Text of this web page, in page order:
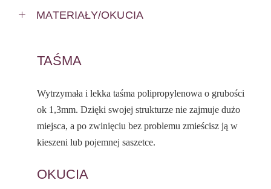
MATERIAŁY/OKUCIA
TAŚMA
Wytrzymała i lekka taśma polipropylenowa o grubości
ok 1,3mm. Dzięki swojej strukturze nie zajmuje dużo
miejsca, a po zwinięciu bez problemu zmieścisz ją w
kieszeni lub pojemnej saszetce.
OKUCIA